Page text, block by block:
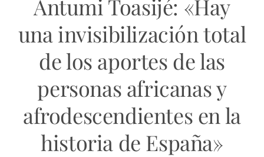
Antumi Toasijé: «Hay
una invisibilización total
de los aportes de las
personas africanas y
afrodescendientes en la
historia de España»